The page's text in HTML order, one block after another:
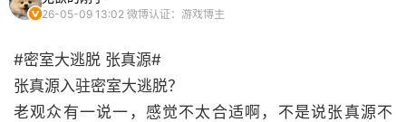
26-05-09 13:02 微博认证：游戏博主
#密室大逃脱 张真源#
张真源入驻密室大逃脱？
老观众有一说一，感觉不太合适啊，不是说张真源不